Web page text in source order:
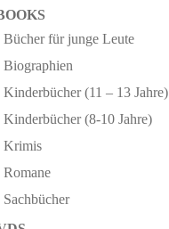
Bücher für junge Leute
Biographien
Kinderbücher (11 – 13 Jahre)
Kinderbücher (8-10 Jahre)
Krimis
Romane
Sachbücher